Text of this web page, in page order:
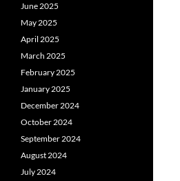
June 2025
May 2025
April 2025
March 2025
February 2025
January 2025
December 2024
October 2024
September 2024
August 2024
July 2024